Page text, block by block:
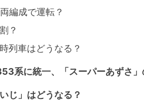
編成で運転？
？
列車はどうなる？
系に統一、「スーパーあずさ
じ」はどうなる？